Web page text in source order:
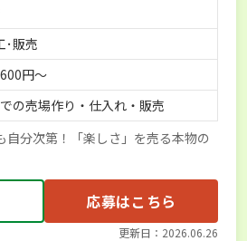
･販売
円～
の売場作り・仕入れ・販売
自分次第！「楽しさ」を売る本物の
応募はこちら
更新日：2026.06.26